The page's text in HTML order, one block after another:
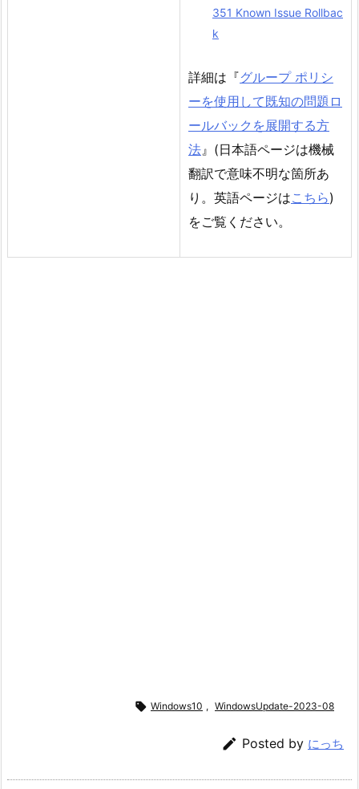
351 Known Issue Rollbac
k
詳細は『グループ ポリシ
ーを使用して既知の問題ロ
ールバックを展開する方
法 』(日本語ページは機械
翻訳で意味不明な箇所あ
り。英語ページはこちら)
をご覧ください。
 Windows10 , WindowsUpdate-2023-08
 Posted by にっち